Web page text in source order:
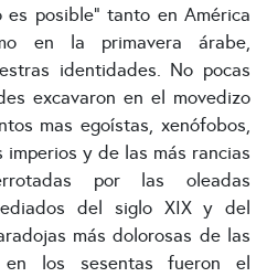
posible” tanto en América
en la primavera árabe,
identidades. No pocas
excavaron en el movedizo
mas egoístas, xenófobos,
y de las más rancias
por las oleadas
del siglo XIX y del
más dolorosas de las
en los sesentas fueron el